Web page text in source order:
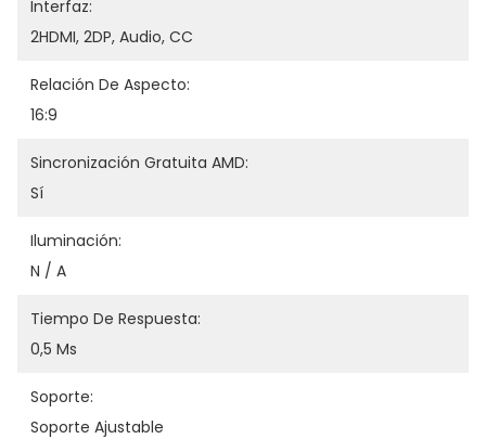
Interfaz:
2HDMI, 2DP, Audio, CC
Relación De Aspecto:
16:9
Sincronización Gratuita AMD:
Sí
Iluminación:
N / A
Tiempo De Respuesta:
0,5 Ms
Soporte:
Soporte Ajustable